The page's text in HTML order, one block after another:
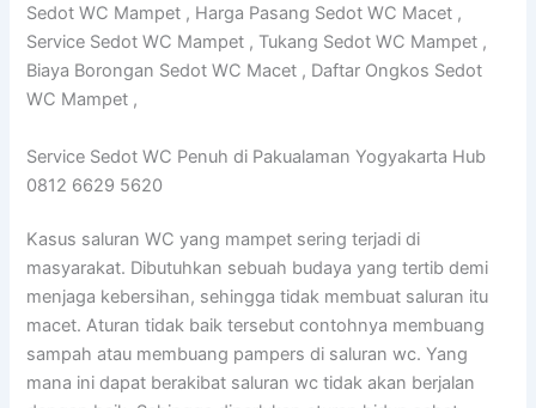
Sedot WC Mampet , Harga Pasang Sedot WC Macet ,
Service Sedot WC Mampet , Tukang Sedot WC Mampet ,
Biaya Borongan Sedot WC Macet , Daftar Ongkos Sedot
WC Mampet ,
Service Sedot WC Penuh di Pakualaman Yogyakarta Hub
0812 6629 5620
Kasus saluran WC yang mampet sering terjadi di
masyarakat. Dibutuhkan sebuah budaya yang tertib demi
menjaga kebersihan, sehingga tidak membuat saluran itu
macet. Aturan tidak baik tersebut contohnya membuang
sampah atau membuang pampers di saluran wc. Yang
mana ini dapat berakibat saluran wc tidak akan berjalan